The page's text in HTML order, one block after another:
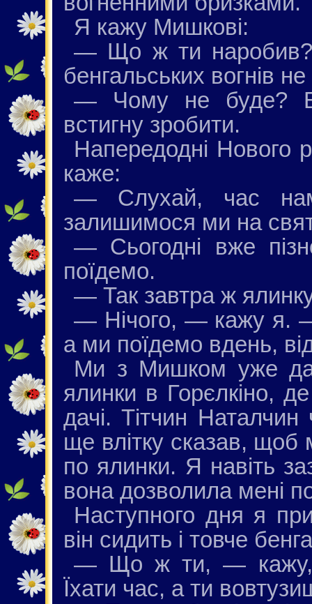
Я кажу Мишкові:
— Що ж ти наробив?
бенгальських вогнів
— Чому не буде?
встигну зробити.
Напередодні Нового
каже:
— Слухай, час
залишимося ми на
— Сьогодні вже
поїдемо.
— Так завтра ж
— Нічого, — кажу я.
а ми поїдемо вдень,
Ми з Мишком уже
ялинки в Горєлкіно,
дачі. Тітчин Наталчин
ще влітку сказав, щоб
по ялинки. Я навіть
вона дозволила мені
Наступного дня я
він сидить і товче
— Що ж ти, — кажу,
Їхати час, а ти